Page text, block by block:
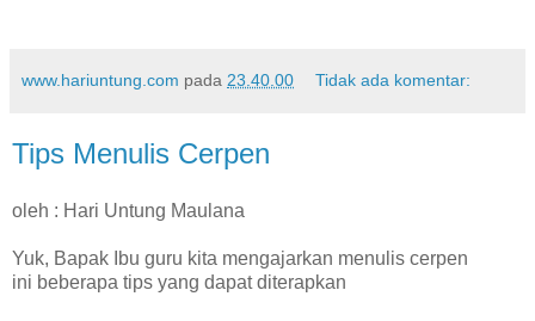
www.hariuntung.com pada 23.40.00 Tidak ada komentar:
Tips Menulis Cerpen
oleh : Hari Untung Maulana
Yuk, Bapak Ibu guru kita mengajarkan menulis cerpen
ini beberapa tips yang dapat diterapkan